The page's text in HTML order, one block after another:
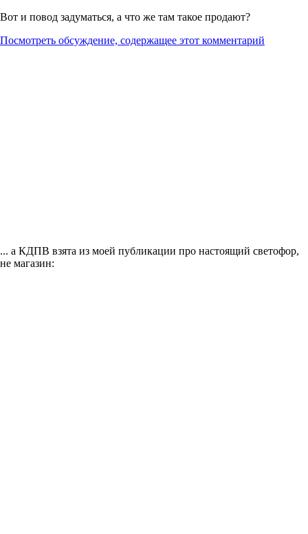
Вот и повод задуматься, а что же там такое продают?
Посмотреть обсуждение, содержащее этот комментарий
... а КДПВ взята из моей публикации про настоящий светофор,
не магазин: